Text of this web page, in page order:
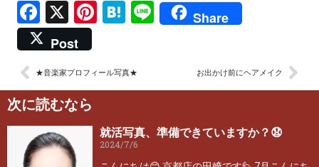
Facebook
X Pinterest
Hatena
LineShare
Post
★音楽家プロフィール写真★ お出かけ前にヘアメイク
次に読むなら
就活写真、準備できていますか？😧
2024/7/6